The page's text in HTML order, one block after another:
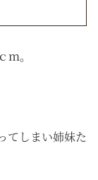
。
てしまい姉妹た